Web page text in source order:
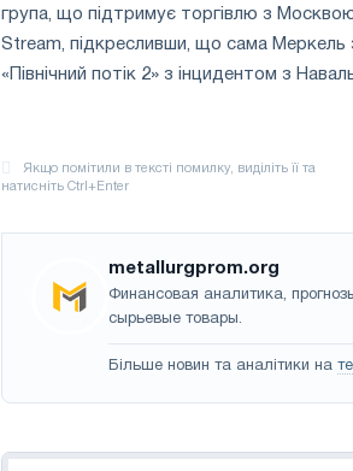
група, що підтримує торгівлю з
Stream, підкресливши, що сама Меркель
«Північний потік 2» з інцидентом з
metallurgprom.org
Финансовая аналитика,
сырьевые товары.
Більше новин та аналітики на